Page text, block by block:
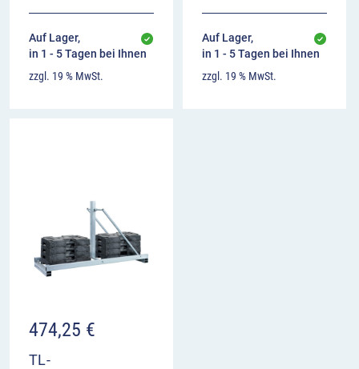
Auf Lager,
in 1 - 5 Tagen bei Ihnen
zzgl. 19 % MwSt.
Auf Lager,
in 1 - 5 Tagen bei Ihnen
zzgl. 19 % MwSt.
474,25 €
TL-